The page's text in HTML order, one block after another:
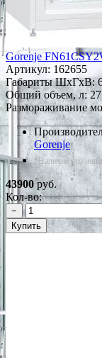
Gorenje
Артикул: 162655
Габариты ШxГxВ:
Общий объем, л:
Размораживание
Gorenje
*Наличие
43900руб.
Кол-во:
−
Купить